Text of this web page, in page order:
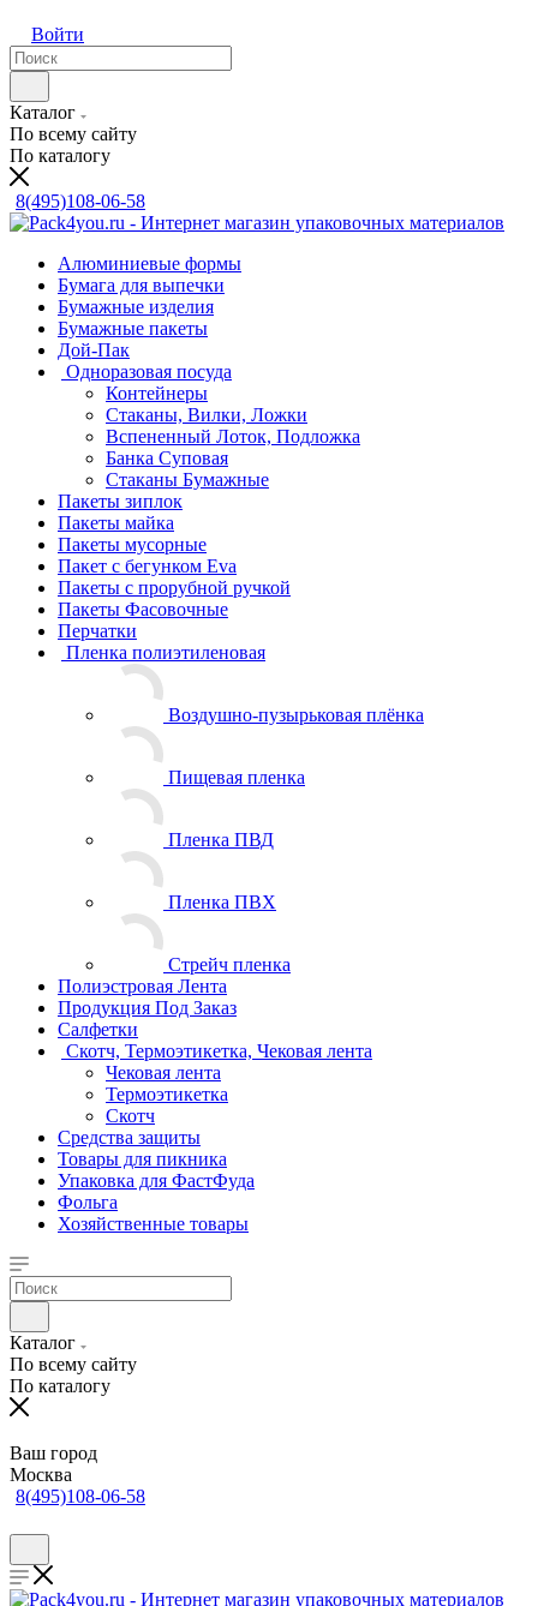
Войти
Каталог
По всему сайту
По каталогу
8(495)108-06-58
Алюминиевые формы
Бумага для выпечки
Бумажные изделия
Бумажные пакеты
Дой-Пак
Одноразовая посуда
Контейнеры
Стаканы, Вилки, Ложки
Вспененный Лоток, Подложка
Банка Суповая
Стаканы Бумажные
Пакеты зиплок
Пакеты майка
Пакеты мусорные
Пакет с бегунком Eva
Пакеты с прорубной ручкой
Пакеты Фасовочные
Перчатки
Пленка полиэтиленовая
Воздушно-пузырьковая плёнка
Пищевая пленка
Пленка ПВД
Пленка ПВХ
Стрейч пленка
Полиэстровая Лента
Продукция Под Заказ
Салфетки
Скотч, Термоэтикетка, Чековая лента
Чековая лента
Термоэтикетка
Скотч
Средства защиты
Товары для пикника
Упаковка для ФастФуда
Фольга
Хозяйственные товары
Каталог
По всему сайту
По каталогу
Ваш город
Москва
8(495)108-06-58